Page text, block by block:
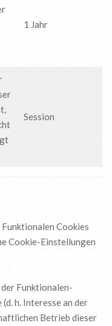
1 Jahr
Session
Cookies
Cookie-Einstellungen
Funktionalen-
h. Interesse an der
Betrieb dieser